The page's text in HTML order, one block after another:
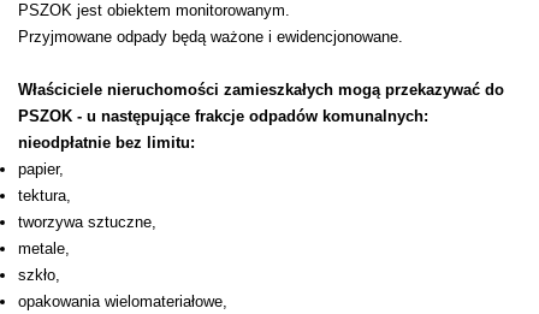
PSZOK jest obiektem monitorowanym.
Przyjmowane odpady będą ważone i ewidencjonowane.
Właściciele nieruchomości zamieszkałych mogą przekazywać do
PSZOK - u następujące frakcje odpadów komunalnych:
nieodpłatnie bez limitu:
​​papier,
tektura,
tworzywa sztuczne,
metale,
szkło,
opakowania wielomateriałowe,